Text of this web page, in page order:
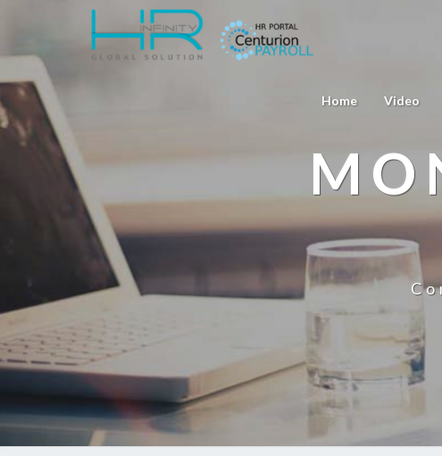
Home Video